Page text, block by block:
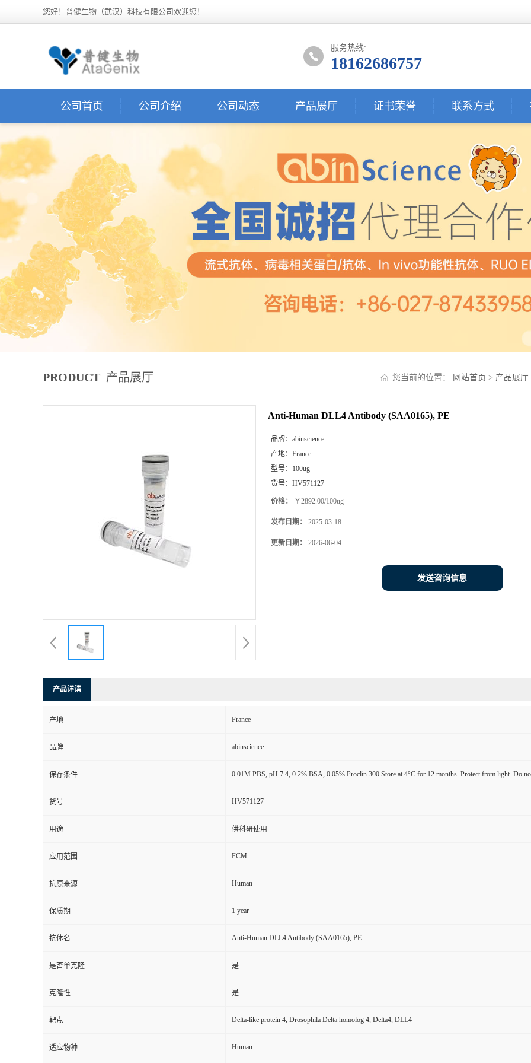
您好！普健生物（武汉）科技有限公司欢迎您！
服务热线:
18162686757
公司首页 公司介绍 公司动态 产品展厅 证书荣誉 联系方式
PRODUCT 产品展厅 您当前的位置： 网站首页 > 产品展厅
Anti-Human DLL4 Antibody (SAA0165), PE
品牌： abinscience
产地： France
型号： 100ug
货号： HV571127
价格： ￥2892.00/100ug
发布日期： 2025-03-18
更新日期： 2026-06-04
发送咨询信息
产品详请
产地 France
品牌 abinscience
保存条件 0.01M PBS, pH 7.4, 0.2% BSA, 0.05% Proclin 300.Store at 4°C for 12 months. Protect from light. Do
货号 HV571127
用途 供科研使用
应用范围 FCM
抗原来源 Human
保质期 1 year
抗体名 Anti-Human DLL4 Antibody (SAA0165), PE
是否单克隆 是
克隆性 是
靶点 Delta-like protein 4, Drosophila Delta homolog 4, Delta4, DLL4
适应物种 Human